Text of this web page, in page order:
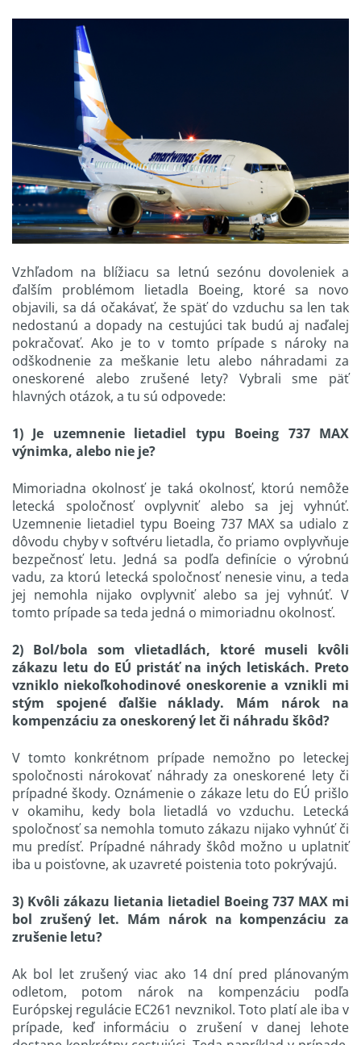
Vzhľadom na blížiacu sa letnú sezónu dovoleniek a
ďalším problémom lietadla Boeing, ktoré sa novo
objavili, sa dá očakávať, že späť do vzduchu sa len tak
nedostanú a dopady na cestujúci tak budú aj naďalej
pokračovať. Ako je to v tomto prípade s nároky na
odškodnenie za meškanie letu alebo náhradami za
oneskorené alebo zrušené lety? Vybrali sme päť
hlavných otázok, a tu sú odpovede:
1) Je uzemnenie lietadiel typu Boeing 737 MAX
výnimka, alebo nie je?
Mimoriadna okolnosť je taká okolnosť, ktorú nemôže
letecká spoločnosť ovplyvniť alebo sa jej vyhnúť.
Uzemnenie lietadiel typu Boeing 737 MAX sa udialo z
dôvodu chyby v softvéru lietadla, čo priamo ovplyvňuje
bezpečnosť letu. Jedná sa podľa definície o výrobnú
vadu, za ktorú letecká spoločnosť nenesie vinu, a teda
jej nemohla nijako ovplyvniť alebo sa jej vyhnúť. V
tomto prípade sa teda jedná o mimoriadnu okolnosť.
2) Bol/bola som vlietadlách, ktoré museli kvôli
zákazu letu do EÚ pristáť na iných letiskách. Preto
vzniklo niekoľkohodinové oneskorenie a vznikli mi
stým spojené ďalšie náklady. Mám nárok na
kompenzáciu za oneskorený let či náhradu škôd?
V tomto konkrétnom prípade nemožno po leteckej
spoločnosti nárokovať náhrady za oneskorené lety či
prípadné škody. Oznámenie o zákaze letu do EÚ prišlo
v okamihu, kedy bola lietadlá vo vzduchu. Letecká
spoločnosť sa nemohla tomuto zákazu nijako vyhnúť či
mu predísť. Prípadné náhrady škôd možno u uplatniť
iba u poisťovne, ak uzavreté poistenia toto pokrývajú.
3) Kvôli zákazu lietania lietadiel Boeing 737 MAX mi
bol zrušený let. Mám nárok na kompenzáciu za
zrušenie letu?
Ak bol let zrušený viac ako 14 dní pred plánovaným
odletom, potom nárok na kompenzáciu podľa
Európskej regulácie EC261 nevznikol. Toto platí ale iba v
prípade, keď informáciu o zrušení v danej lehote